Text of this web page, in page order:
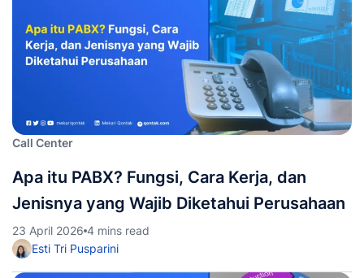
Call Center
Apa itu PABX? Fungsi, Cara Kerja, dan
Jenisnya yang Wajib Diketahui Perusahaan
23 April 2026 4 mins read
Esti Tri Pusparini